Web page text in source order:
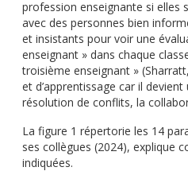
profession enseignante si elles
avec des personnes bien
et insistants pour voir une
enseignant » dans chaque
troisième enseignant »
et d’apprentissage car il
résolution de conflits, la
La figure 1 répertorie les 14
ses collègues (2024), explique
indiquées.